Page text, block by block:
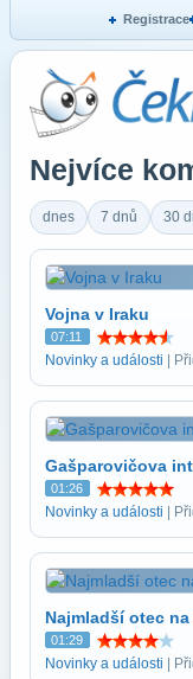
Registrace
Nejvíce
dnes 7 dnů 30
Vojna v Iraku
07:11
Novinky a události |
Gašparovičova
01:26
Novinky a události |
Najmladší otec
01:29
Novinky a události |